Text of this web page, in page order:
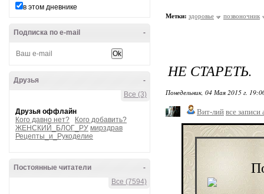
в этом дневнике
-
Подписка по e-mail
-
Друзья
Все (3)
Друзья оффлайн
Кого давно нет?
Кого добавить?
ЖЕНСКИЙ_БЛОГ_РУ мирздрав
Рецепты_и_Рукоделие
-
Постоянные читатели
Все (7594)
Метки: здоровье позвоночник
НЕ СТАРЕТЬ.
Понедельник, 04 Мая 2015 г.
Вит-лий все записи